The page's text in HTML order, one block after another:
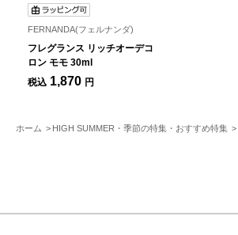
FERNANDA(フェルナンダ)
フレグランス リッチオーデコ
ロン モモ 30ml
税込 1,870 円
ホーム HIGH SUMMER・季節の特集・おすすめ特集